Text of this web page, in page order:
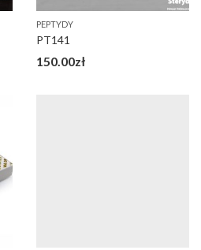
PEPTYDY
PT141
150.00zł